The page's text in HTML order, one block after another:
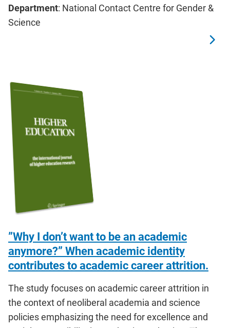
Department: National Contact Centre for Gender &
Science
”Why I don’t want to be an academic
anymore?” When academic identity
contributes to academic career attrition.
The study focuses on academic career attrition in
the context of neoliberal academia and science
policies emphasizing the need for excellence and